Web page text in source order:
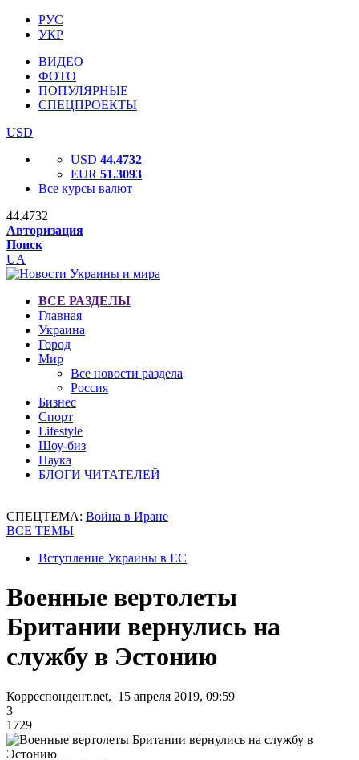
РУС
УКР
ВИДЕО
ФОТО
ПОПУЛЯРНЫЕ
СПЕЦПРОЕКТЫ
USD
USD 44.4732
EUR 51.3093
Все курсы валют
44.4732
Авторизация
Поиск
UA
ВСЕ РАЗДЕЛЫ
Главная
Украина
Город
Мир
Все новости раздела
Россия
Бизнес
Спорт
Lifestyle
Шоу-биз
Наука
БЛОГИ ЧИТАТЕЛЕЙ
СПЕЦТЕМА: Война в Иране
ВСЕ ТЕМЫ
Вступление Украины в ЕС
Военные вертолеты
Британии вернулись на
службу в Эстонию
Корреспондент.net, 15 апреля 2019, 09:59
3
1729